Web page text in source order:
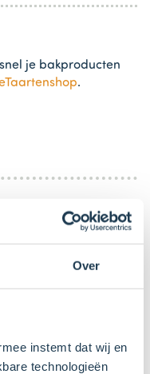
Over
instemt dat wij en
technologieën
je bakproducten
.